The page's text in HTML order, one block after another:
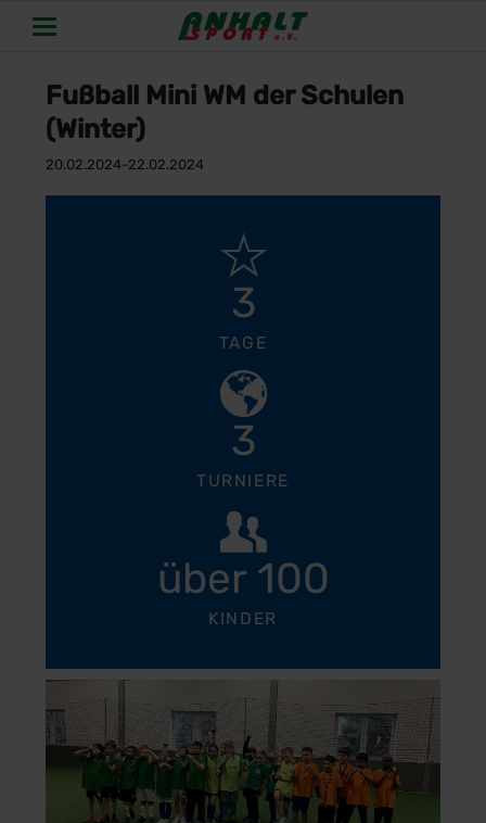
Fußball Mini WM der Schulen
(Winter)
20.02.2024–22.02.2024
3
TAGE
3
TURNIERE
über 100
KINDER